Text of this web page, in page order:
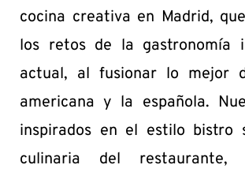
cocina creativa en Madrid,
los retos de la gastronomía
actual, al fusionar lo mejor
americana y la española.
inspirados en el estilo bistro
culinaria del restaurante,